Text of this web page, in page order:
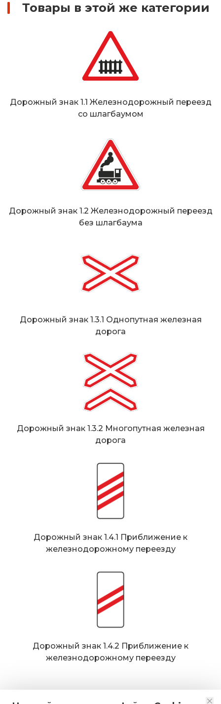
Товары в этой же категории
Дорожный знак 1.1 Железнодорожный переезд
со шлагбаумом
Дорожный знак 1.2 Железнодорожный переезд
без шлагбаума
Дорожный знак 1.3.1 Однопутная железная
дорога
Дорожный знак 1.3.2 Многопутная железная
дорога
Дорожный знак 1.4.1 Приближение к
железнодорожному переезду
Дорожный знак 1.4.2 Приближение к
железнодорожному переезду